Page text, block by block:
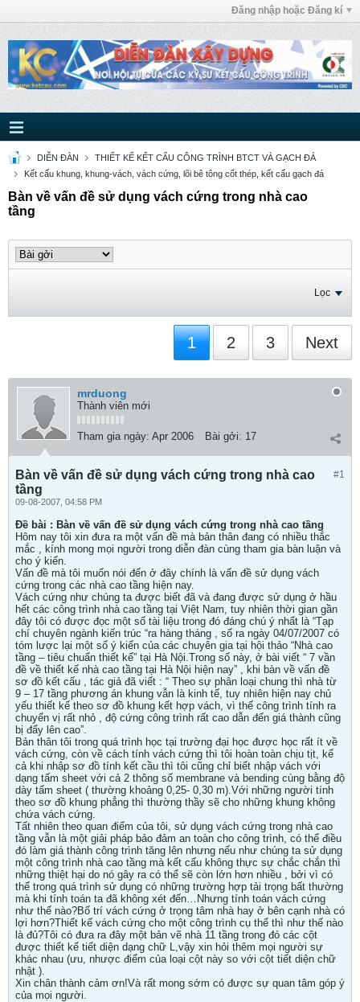
Đăng nhập hoặc Đăng kí
DIỄN ĐÀN
THIẾT KẾ KẾT CẤU CÔNG TRÌNH BTCT VÀ GẠCH ĐÁ
Kết cấu khung, khung-vách, vách cứng, lõi bê tông cốt thép, kết cấu gạch đá
Bàn về vấn đề sử dụng vách cứng trong nhà cao
tầng
Lọc
1 2 3 Next
mrduong
Thành viên mới
Tham gia ngày: Apr 2006 Bài gởi: 17
#1
Bàn về vấn đề sử dụng vách cứng trong nhà cao
tầng
09-08-2007, 04:58 PM
Đề bài : Bàn về vấn đề sử dụng vách cứng trong nhà cao tầng
Hôm nay tôi xin đưa ra một vấn đề mà bản thân đang có nhiều thắc
mắc , kính mong mọi người trong diễn đàn cùng tham gia bàn luận và
cho ý kiến.
Vấn đề mà tôi muốn nói đến ở đây chính là vấn đề sử dụng vách
cứng trong các nhà cao tầng hiện nay.
Vách cứng như chúng ta được biết đã và đang được sử dụng ở hầu
hết các công trình nhà cao tầng tại Việt Nam, tuy nhiên thời gian gần
đây tôi có được đọc một số tài liệu trong đó đáng chú ý nhất là “Tạp
chí chuyên ngành kiến trúc “ra hàng tháng , số ra ngày 04/07/2007 có
tóm lược lại một số ý kiến của các chuyên gia tại hội thảo “Nhà cao
tầng – tiêu chuẩn thiết kế” tại Hà Nội.Trong số này, ở bài viết “ 7 vần
đề về thiết kế nhà cao tầng tại Hà Nội hiện nay” , khi bàn về vấn đề
sơ đồ kết cấu , tác giả đã viết : “ Theo sự phân loại chung thì nhà từ
9 – 17 tầng phương án khung vẫn là kinh tế, tuy nhiên hiện nay chủ
yếu thiết kế theo sơ đồ khung kết hợp vách, vì thế công trình tính ra
chuyển vị rất nhỏ , độ cứng công trình rất cao dẫn đến giá thành cũng
bị đẩy lên cao”.
Bản thân tôi trong quá trình học tại trường đại học được học rất ít về
vách cứng, còn về cách tính vách cứng thì tôi hoàn toàn chịu tịt, kể
cả khi nhập sơ đồ tính kết cầu thì tôi cũng chỉ biết nhập vách với
dạng tấm sheet với cả 2 thông số membrane và bending cùng bằng độ
dày tấm sheet ( thường khoảng 0,25- 0,30 m).Với những người tính
theo sơ đồ khung phẳng thì thường thầy sẽ cho những khung không
chứa vách cứng.
Tất nhiên theo quan điểm của tôi, sử dụng vách cứng trong nhà cao
tầng vẫn là một giải pháp bảo đảm an toàn cho công trình, có thể điều
đó làm giá thành công trình tăng lên nhưng nếu như chúng ta sử dụng
một công trình nhà cao tầng mà kết cấu không thực sự chắc chắn thì
những thiệt hại do nó gây ra có thể sẽ còn lớn hơn nhiều , bởi vì có
thể trong quá trình sử dụng có những trường hợp tải trọng bất thường
mà khi tính toán ta đã không xét đến…Nhưng tính toán vách cứng
như thế nào?Bố trí vách cứng ở trọng tâm nhà hay ở bên cạnh nhà có
lợi hơn?Thiết kế vách cứng cho một công trình cụ thể thì như thế nào
là đủ?Tôi có đưa ra đây một bản vẽ nhà 11 tầng trong đó các cột
được thiết kế tiết diện dạng chữ L,vậy xin hỏi thêm mọi người sự
khác nhau (ưu, nhược điểm của loại cột này so với cột tiết diện chữ
nhật ).
Xin chân thành cảm ơn!Và rất mong sớm có được sự quan tâm góp ý
của mọi người.